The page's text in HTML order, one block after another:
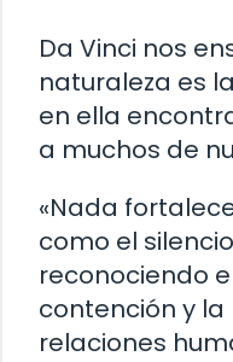
Da Vinci nos
naturaleza es
en ella
a muchos de
«Nada
como el
reconociendo
contención y
relaciones